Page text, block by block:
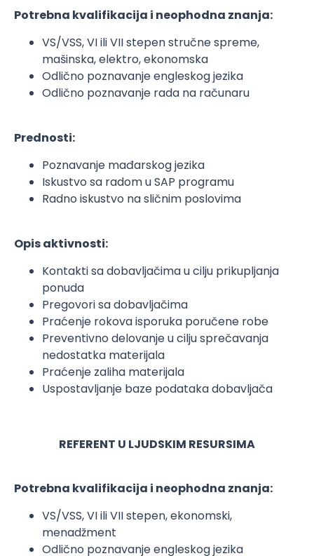
Potrebna kvalifikacija i neophodna znanja:
VS/VSS, VI ili VII stepen stručne spreme,
mašinska, elektro, ekonomska
Odlično poznavanje engleskog jezika
Odlično poznavanje rada na računaru
Prednosti:
Poznavanje mađarskog jezika
Iskustvo sa radom u SAP programu
Radno iskustvo na sličnim poslovima
Opis aktivnosti:
Kontakti sa dobavljačima u cilju prikupljanja
ponuda
Pregovori sa dobavljačima
Praćenje rokova isporuka poručene robe
Preventivno delovanje u cilju sprečavanja
nedostatka materijala
Praćenje zaliha materijala
Uspostavljanje baze podataka dobavljača
REFERENT U LJUDSKIM RESURSIMA
Potrebna kvalifikacija i neophodna znanja:
VS/VSS, VI ili VII stepen, ekonomski,
menadžment
Odlično poznavanje engleskog jezika